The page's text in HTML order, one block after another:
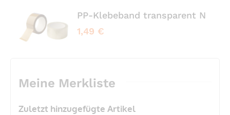
PP-Klebeband transparent No
1,49 €
Meine Merkliste
Zuletzt hinzugefügte Artikel